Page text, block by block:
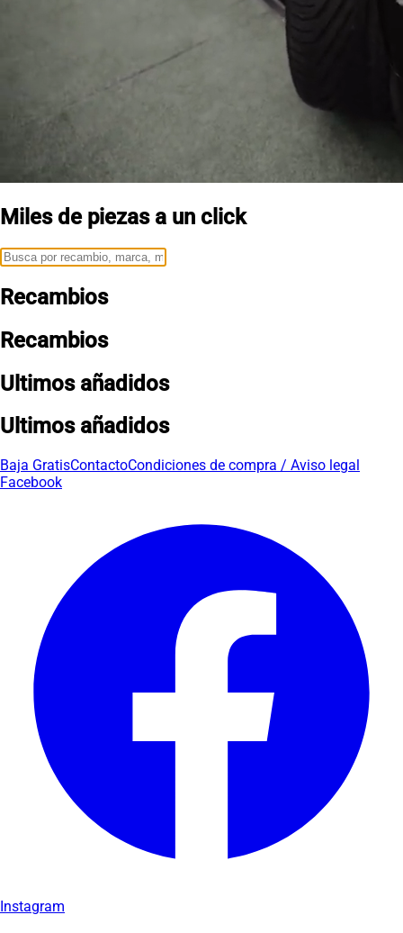
Miles de piezas a un click
Recambios
Recambios
Ultimos añadidos
Ultimos añadidos
Baja GratisContactoCondiciones de compra / Aviso legal
Facebook
Instagram